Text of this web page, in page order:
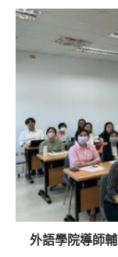
外語學院導師